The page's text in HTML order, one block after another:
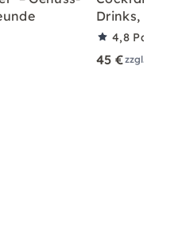
Drinks, mit/
4,8
45 €zzgl.